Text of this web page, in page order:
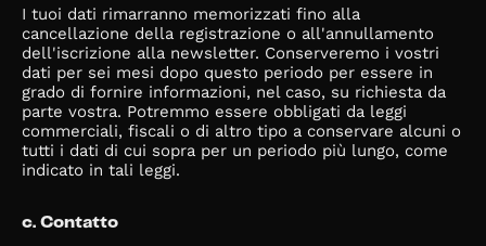
I tuoi dati rimarranno memorizzati fino alla
cancellazione della registrazione o all'annullamento
dell'iscrizione alla newsletter. Conserveremo i vostri
dati per sei mesi dopo questo periodo per essere in
grado di fornire informazioni, nel caso, su richiesta da
parte vostra. Potremmo essere obbligati da leggi
commerciali, fiscali o di altro tipo a conservare alcuni o
tutti i dati di cui sopra per un periodo più lungo, come
indicato in tali leggi.
c. Contatto